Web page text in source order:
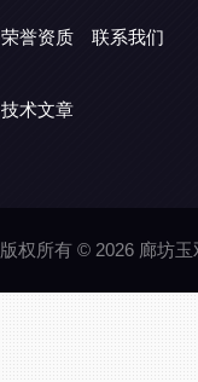
荣誉资质 联系我们
技术文章
版权所有 © 2026 廊坊